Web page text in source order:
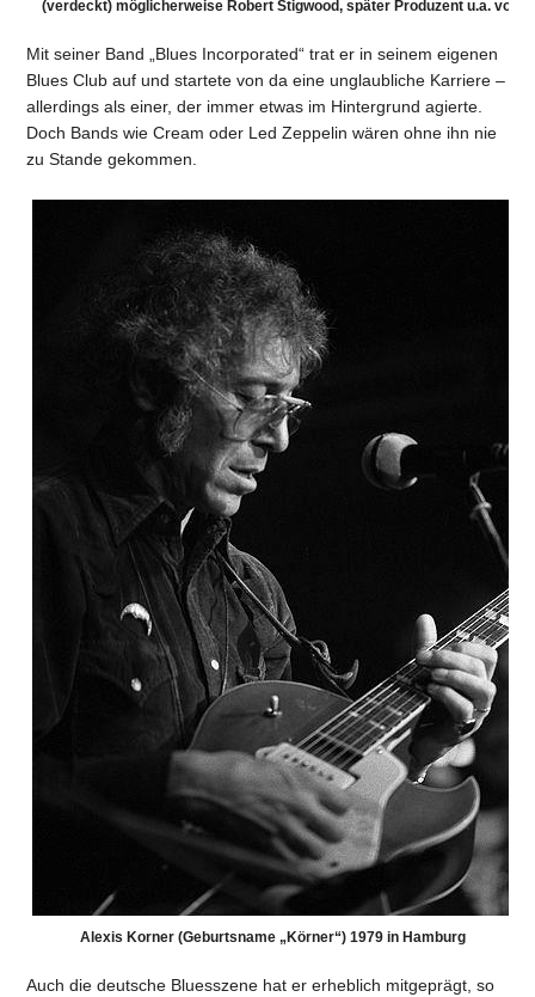
(verdeckt) möglicherweise Robert Stigwood, später Produzent u.a. von
Mit seiner Band „Blues Incorporated“ trat er in seinem eigenen
Blues Club auf und startete von da eine unglaubliche Karriere –
allerdings als einer, der immer etwas im Hintergrund agierte.
Doch Bands wie Cream oder Led Zeppelin wären ohne ihn nie
zu Stande gekommen.
Alexis Korner (Geburtsname „Körner“) 1979 in Hamburg
Auch die deutsche Bluesszene hat er erheblich mitgeprägt, so